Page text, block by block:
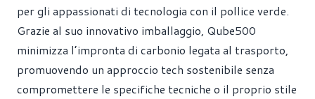
per gli appassionati di tecnologia con il pollice verde.
Grazie al suo innovativo imballaggio, Qube500
minimizza l’impronta di carbonio legata al trasporto,
promuovendo un approccio tech sostenibile senza
compromettere le specifiche tecniche o il proprio stile